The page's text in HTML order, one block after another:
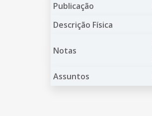
Publicação
Descrição Física
Notas
Assuntos